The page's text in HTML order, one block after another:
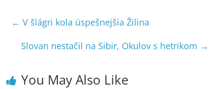
← V šlágri kola úspešnejšia Žilina
Slovan nestačil na Sibir, Okulov s hetrikom →
You May Also Like